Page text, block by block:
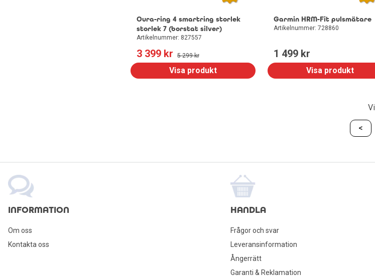
Oura-ring 4 smartring storlek
storlek 7 (borstat silver)
Artikelnummer: 827557
3 399 kr 5 299 kr
Visa produkt
Garmin HRM-Fit pulsmätare
Artikelnummer: 728860
1 499 kr
Visa produkt
<
INFORMATION
Om oss
Kontakta oss
HANDLA
Frågor och svar
Leveransinformation
Ångerrätt
Garanti & Reklamation